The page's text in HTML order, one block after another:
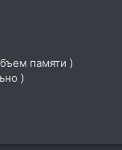
памяти )
)